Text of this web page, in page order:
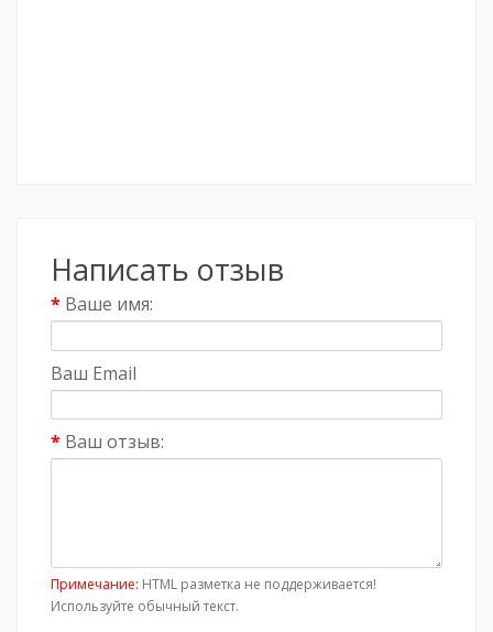
Написать отзыв
Ваше имя:
Ваш Email
Ваш отзыв:
Примечание: HTML разметка не поддерживается!
Используйте обычный текст.